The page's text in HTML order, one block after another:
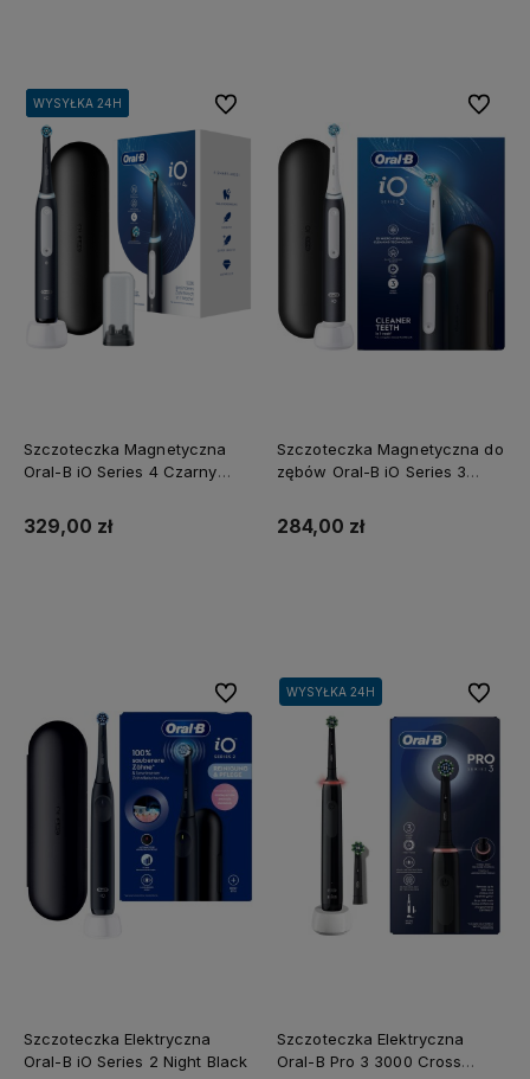
WYSYŁKA 24H
WYSYŁKA 24H
WYSYŁKA 24H
WYSYŁKA 24H
Szczoteczka Magnetyczna
Oral-B iO Series 4 Czarny
329,00 zł
Do ulubionych
Szczoteczka Magnetyczna do
zębów Oral-B iO Series 3
284,00 zł
Do
Szczoteczka Elektryczna
Oral-B iO Series 2 Night Black
Do ulubionychWYSYŁKA 24H
Szczoteczka Elektryczna
Oral-B Pro 3 3000 Cross
Do